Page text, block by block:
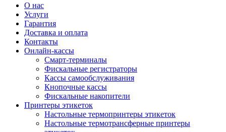
О нас
Услуги
Гарантия
Доставка и оплата
Контакты
Онлайн-кассы
Смарт-терминалы
Фискальные регистраторы
Кассы самообслуживания
Кнопочные кассы
Фискальные накопители
Принтеры этикеток
Настольные термопринтеры этикеток
Настольные термотрансферные принтеры